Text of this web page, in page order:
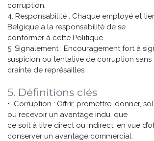
corruption.
4. Responsabilité : Chaque employé et
Belgique a la responsabilité de se
conformer à cette Politique.
5. Signalement : Encouragement fort à
suspicion ou tentative de corruption sans
crainte de représailles.
5. Définitions clés
• Corruption : Offrir, promettre, donner,
ou recevoir un avantage indu, que
ce soit à titre direct ou indirect, en vue
conserver un avantage commercial.